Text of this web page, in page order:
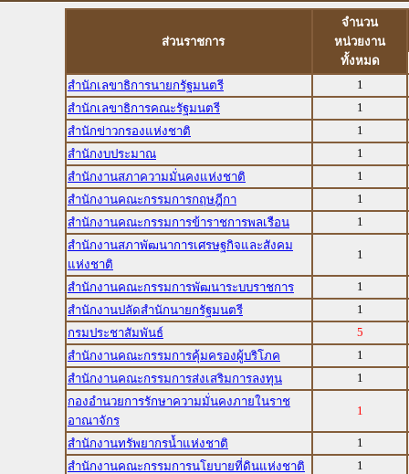
ส่วนราชการ
จำนวน
หน่วยงาน
ทั้งหมด
สำนักเลขาธิการนายกรัฐมนตรี
1
สำนักเลขาธิการคณะรัฐมนตรี
1
สำนักข่าวกรองแห่งชาติ
1
สำนักงบประมาณ
1
สำนักงานสภาความมั่นคงแห่งชาติ
1
สำนักงานคณะกรรมการกฤษฎีกา
1
สำนักงานคณะกรรมการข้าราชการพลเรือน
1
สำนักงานสภาพัฒนาการเศรษฐกิจและสังคม
แห่งชาติ
1
สำนักงานคณะกรรมการพัฒนาระบบราชการ
1
สำนักงานปลัดสำนักนายกรัฐมนตรี
1
กรมประชาสัมพันธ์
5
สำนักงานคณะกรรมการคุ้มครองผู้บริโภค
1
สำนักงานคณะกรรมการส่งเสริมการลงทุน
1
กองอำนวยการรักษาความมั่นคงภายในราช
อาณาจักร
1
สำนักงานทรัพยากรน้ำแห่งชาติ
1
สำนักงานคณะกรรมการนโยบายที่ดินแห่งชาติ
1